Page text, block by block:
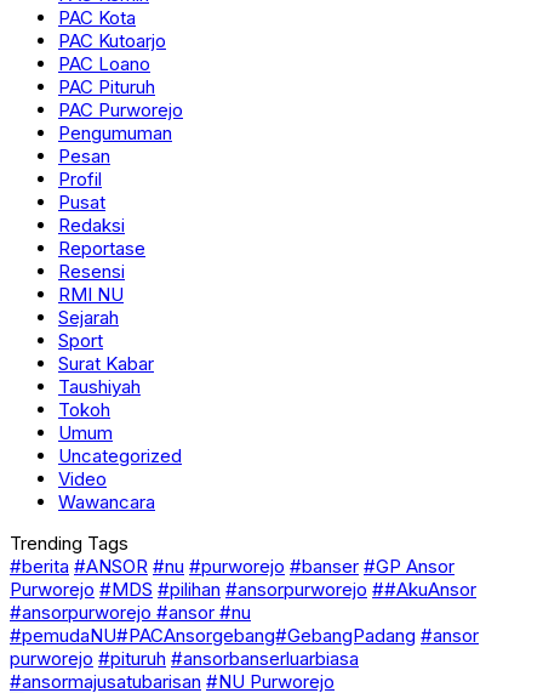
PAC Kota
PAC Kutoarjo
PAC Loano
PAC Pituruh
PAC Purworejo
Pengumuman
Pesan
Profil
Pusat
Redaksi
Reportase
Resensi
RMI NU
Sejarah
Sport
Surat Kabar
Taushiyah
Tokoh
Umum
Uncategorized
Video
Wawancara
Trending Tags
#berita #ANSOR #nu #purworejo #banser #GP Ansor
Purworejo #MDS #pilihan #ansorpurworejo ##AkuAnsor
#ansorpurworejo #ansor #nu
#pemudaNU#PACAnsorgebang#GebangPadang #ansor
purworejo #pituruh #ansorbanserluarbiasa
#ansormajusatubarisan #NU Purworejo